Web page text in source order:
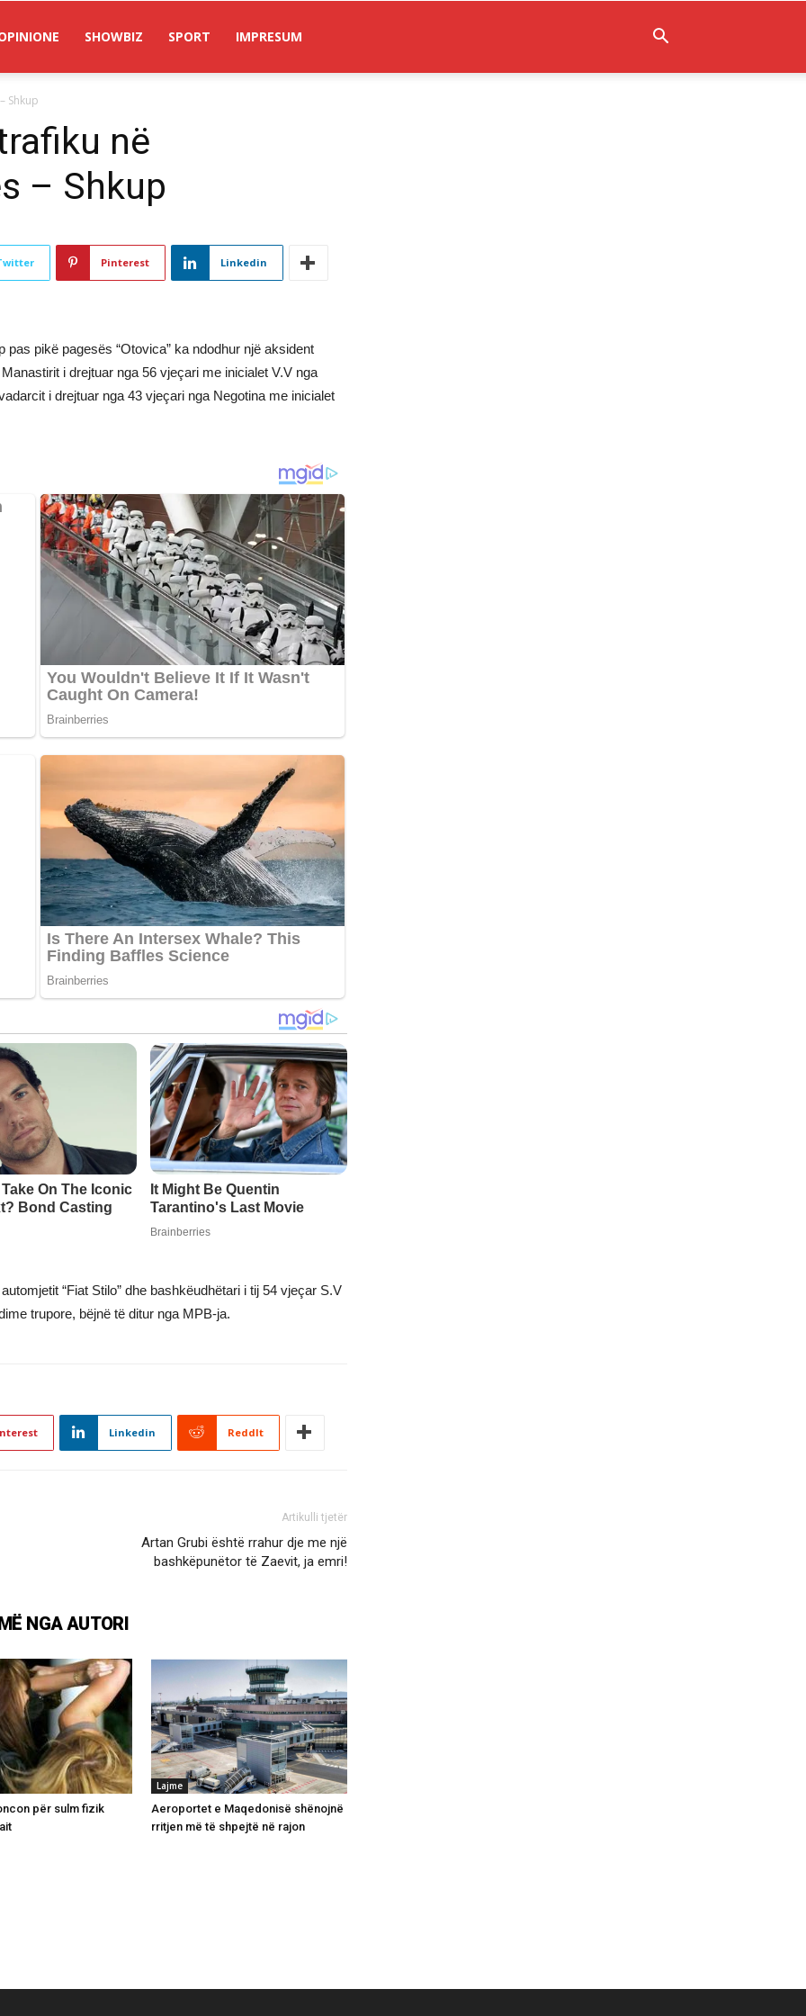
SHOWBIZ SPORT IMPRESUM
Shkup
në
– Shkup
Pinterest Linkedin
pikë pagesës “Otovica” ka ndodhur një aksident
i drejtuar nga 56 vjeçari me inicialet V.V nga
i drejtuar nga 43 vjeçari nga Negotina me inicialet
“Fiat Stilo” dhe bashkëudhëtari i tij 54 vjeçar S.V
trupore, bëjnë të ditur nga MPB-ja.
Linkedin ReddIt
Artikulli tjetër
Artan Grubi është rrahur dje me një
bashkëpunëtor të Zaevit, ja emri!
NGA AUTORI
për sulm fizik
Lajme
Aeroportet e Maqedonisë shënojnë
rritjen më të shpejtë në rajon